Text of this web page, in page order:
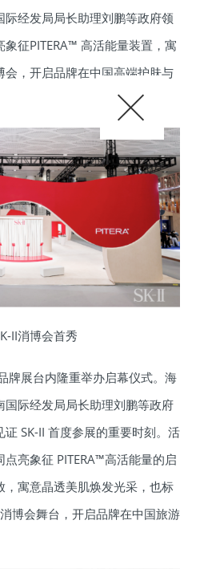
经发局局长助理刘鹏等政府领
征PITERA™ 高活能量装置，寓
会，开启品牌在中国高端护肤与
II消博会首秀
牌展台内隆重举办启幕仪式。海
际经发局局长助理刘鹏等政府
SK-II 首度参展的重要时刻。活
亮象征 PITERA™高活能量的启
寓意晶透美肌焕发光采，也标
博会舞台，开启品牌在中国旅游